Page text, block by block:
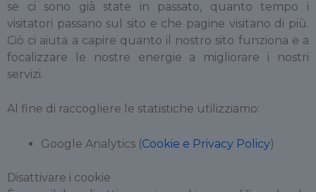
se ci sono già state in passato, quanto tempo i
visitatori passano sul sito e che pagine visitano di più.
Ciò ci aiuta a capire quanto il nostro sito funziona e a
focalizzare le nostre energie a migliorare i nostri
servizi.
Al fine di raccogliere le statistiche utilizziamo:
Google Analytics (Cookie e Privacy Policy)
Disattivare i cookie